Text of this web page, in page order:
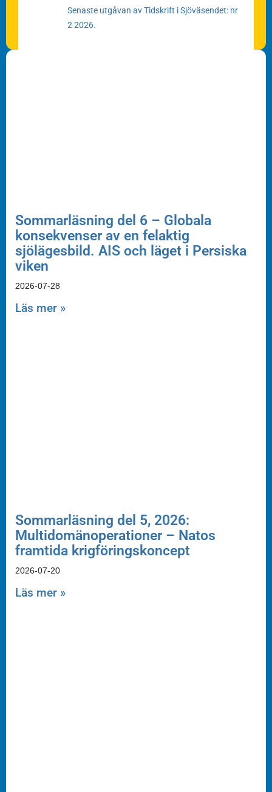
Senaste utgåvan av Tidskrift i Sjöväsendet: nr
2 2026.
Sommarläsning del 6 – Globala
konsekvenser av en felaktig
sjölägesbild. AIS och läget i Persiska
viken
2026-07-28
Läs mer »
Sommarläsning del 5, 2026:
Multidomänoperationer – Natos
framtida krigföringskoncept
2026-07-20
Läs mer »